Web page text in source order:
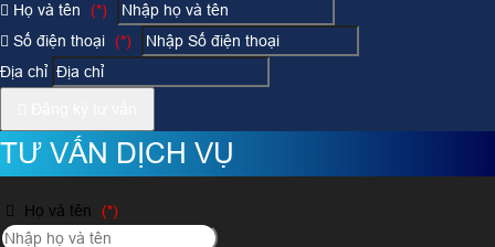
Họ và tên
(*)
Số điện thoại (*)
Địa chỉ
TƯ VẤN DỊCH VỤ
Họ và tên (*)